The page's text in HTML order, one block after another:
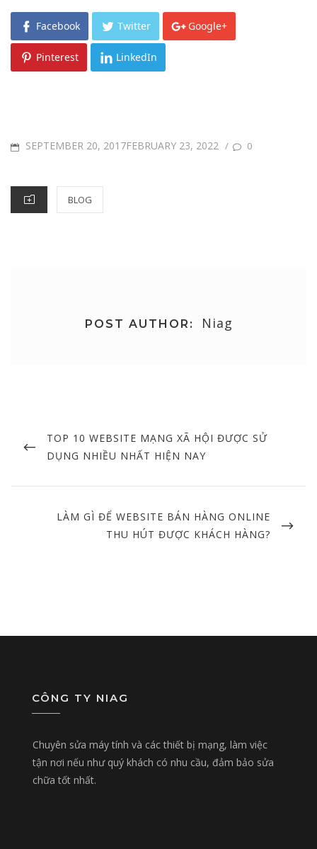
Facebook Twitter Google+
Pinterest LinkedIn
POSTEDSEPTEMBER 20, 2017FEBRUARY 23, 2022 / 0
CATEGORIES
BLOG
POST AUTHOR: Niag
navigation
PREVIOUS
POST
TOP 10 WEBSITE MẠNG XÃ HỘI ĐƯỢC SỬ
DỤNG NHIỀU NHẤT HIỆN NAY
NEXT
LÀM GÌ ĐỂ WEBSITE BÁN HÀNG ONLINE
THU HÚT ĐƯỢC KHÁCH HÀNG?
CÔNG TY NIAG
Chuyên sửa máy tính và các thiết bị mạng, làm việc
tận nơi nếu như quý khách có nhu cầu, đảm bảo sửa
chữa tốt nhất.